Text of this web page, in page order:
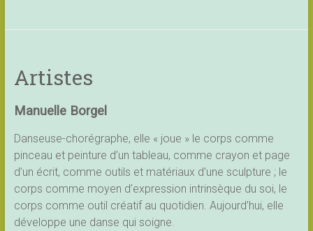
Artistes
Manuelle Borgel
Danseuse-chorégraphe, elle « joue » le corps comme
pinceau et peinture d’un tableau, comme crayon et page
d’un écrit, comme outils et matériaux d’une sculpture ; le
corps comme moyen d’expression intrinsèque du soi, le
corps comme outil créatif au quotidien. Aujourd’hui, elle
développe une danse qui soigne.